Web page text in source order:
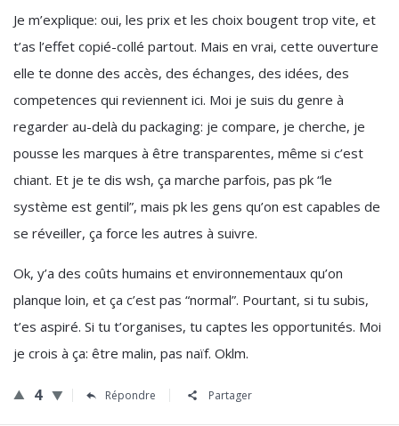
Je m’explique: oui, les prix et les choix bougent trop vite, et
t’as l’effet copié-collé partout. Mais en vrai, cette ouverture
elle te donne des accès, des échanges, des idées, des
competences qui reviennent ici. Moi je suis du genre à
regarder au-delà du packaging: je compare, je cherche, je
pousse les marques à être transparentes, même si c’est
chiant. Et je te dis wsh, ça marche parfois, pas pk “le
système est gentil”, mais pk les gens qu’on est capables de
se réveiller, ça force les autres à suivre.
Ok, y’a des coûts humains et environnementaux qu’on
planque loin, et ça c’est pas “normal”. Pourtant, si tu subis,
t’es aspiré. Si tu t’organises, tu captes les opportunités. Moi
je crois à ça: être malin, pas naïf. Oklm.
4 Répondre Partager